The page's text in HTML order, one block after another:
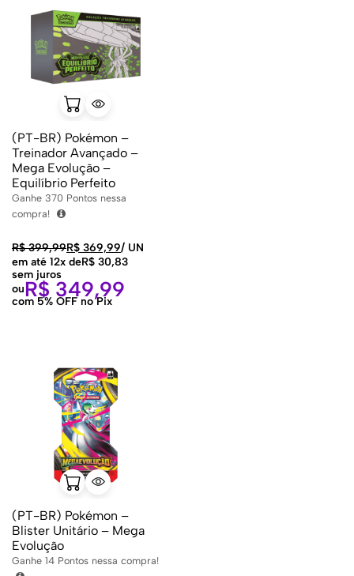
(PT-BR) Pokémon –
Treinador Avançado –
Mega Evolução –
Equilíbrio Perfeito
Ganhe 370 Pontos nessa
compra!
R$399,99R$ 369,99/ UN
em até 12x deR$ 30,83
sem juros
ouR$ 349,99
com 5% OFF no Pix
(PT-BR) Pokémon –
Blister Unitário – Mega
Evolução
Ganhe 14 Pontos nessa compra!